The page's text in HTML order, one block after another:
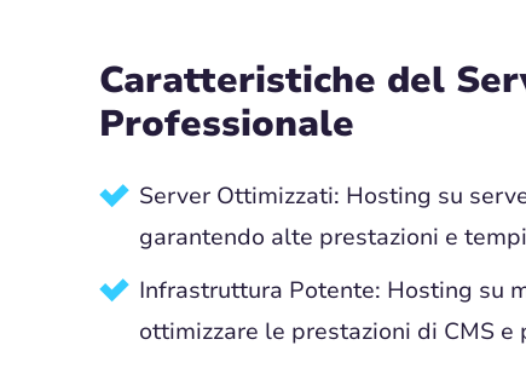
Caratteristiche del
Professionale
Server Ottimizzati: Hosting su
garantendo alte prestazioni e
Infrastruttura Potente: Hosting su
ottimizzare le prestazioni di CMS